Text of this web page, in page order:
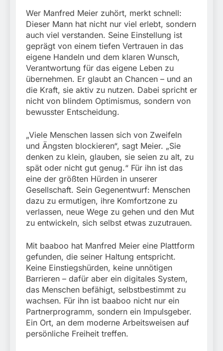
Wer Manfred Meier zuhört, merkt schnell:
Dieser Mann hat nicht nur viel erlebt, sondern
auch viel verstanden. Seine Einstellung ist
geprägt von einem tiefen Vertrauen in das
eigene Handeln und dem klaren Wunsch,
Verantwortung für das eigene Leben zu
übernehmen. Er glaubt an Chancen – und an
die Kraft, sie aktiv zu nutzen. Dabei spricht er
nicht von blindem Optimismus, sondern von
bewusster Entscheidung.
„Viele Menschen lassen sich von Zweifeln
und Ängsten blockieren“, sagt Meier. „Sie
denken zu klein, glauben, sie seien zu alt, zu
spät oder nicht gut genug.“ Für ihn ist das
eine der größten Hürden in unserer
Gesellschaft. Sein Gegenentwurf: Menschen
dazu zu ermutigen, ihre Komfortzone zu
verlassen, neue Wege zu gehen und den Mut
zu entwickeln, sich selbst etwas zuzutrauen.
Mit baaboo hat Manfred Meier eine Plattform
gefunden, die seiner Haltung entspricht.
Keine Einstiegshürden, keine unnötigen
Barrieren – dafür aber ein digitales System,
das Menschen befähigt, selbstbestimmt zu
wachsen. Für ihn ist baaboo nicht nur ein
Partnerprogramm, sondern ein Impulsgeber.
Ein Ort, an dem moderne Arbeitsweisen auf
persönliche Freiheit treffen.